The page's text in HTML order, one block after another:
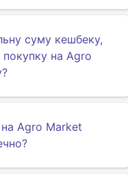
суму кешбеку,
на Agro
Agro Market